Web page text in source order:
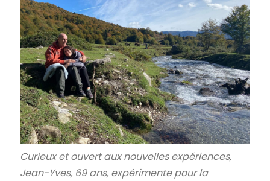
Curieux et ouvert aux nouvelles expériences,
Jean-Yves, 69 ans, expérimente pour la